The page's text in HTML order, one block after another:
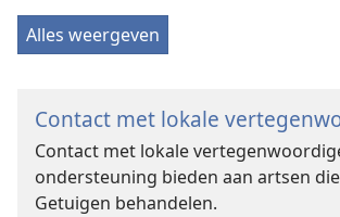
Alles weergeven
Contact met lokale
Contact met lokale
ondersteuning bieden aan artsen die
Getuigen behandelen.